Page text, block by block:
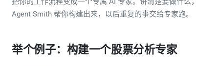
Agent Smith 帮你构建出来，以后重复的事交给专家跑。
举个例子：构建一个股票分析专家